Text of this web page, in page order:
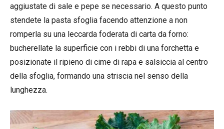
aggiustate di sale e pepe se necessario. A questo punto
stendete la pasta sfoglia facendo attenzione a non
romperla su una leccarda foderata di carta da forno:
bucherellate la superficie con i rebbi di una forchetta e
posizionate il ripieno di cime di rapa e salsiccia al centro
della sfoglia, formando una striscia nel senso della
lunghezza.